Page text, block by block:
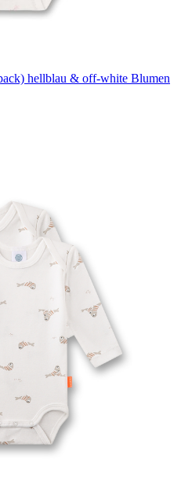
hellblau & off-white Blumen